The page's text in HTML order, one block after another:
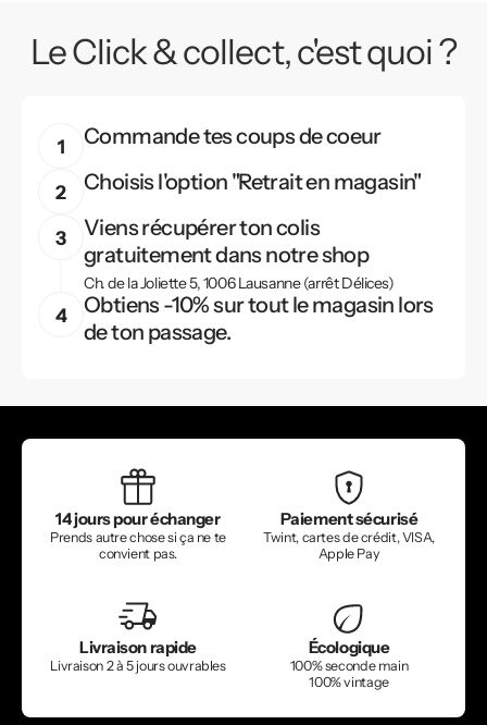
Le Click & collect, c'est quoi ?
Commande tes coups de coeur
Choisis l'option "Retrait en magasin"
Viens récupérer ton colis
gratuitement dans notre shop
Ch. de la Joliette 5, 1006 Lausanne (arrêt Délices)
Obtiens -10% sur tout le magasin lors
de ton passage.
14 jours pour échanger
Prends autre chose si ça ne te
convient pas.
Paiement sécurisé
Twint, cartes de crédit, VISA,
Apple Pay
Livraison rapide
Livraison 2 à 5 jours ouvrables
Écologique
100% seconde main
100% vintage